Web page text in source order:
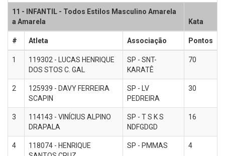
11 - INFANTIL - Todos Estilos Masculino Amarela
a Amarela
Kata
# Atleta Associação Pontos
1
119302 - LUCAS HENRIQUE
DOS STOS C. GAL
SP - SNT-
KARATÊ
70
2
125939 - DAVY FERREIRA
SCAPIN
SP - LV
PEDREIRA
30
3
114143 - VINÍCIUS ALPINO
DRAPALA
SP - T S K S
NDFGDGD
16
4
118074 - HENRIQUE
SP - PMMAS 4